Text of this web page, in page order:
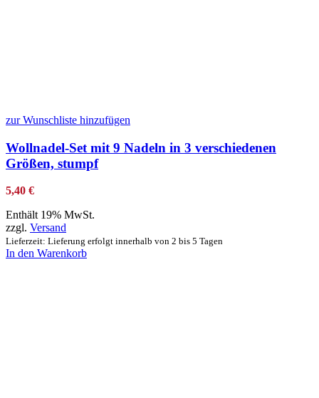
zur Wunschliste hinzufügen
Wollnadel-Set mit 9 Nadeln in 3 verschiedenen
Größen, stumpf
5,40 €
Enthält 19% MwSt.
zzgl. Versand
Lieferzeit: Lieferung erfolgt innerhalb von 2 bis 5 Tagen
In den Warenkorb